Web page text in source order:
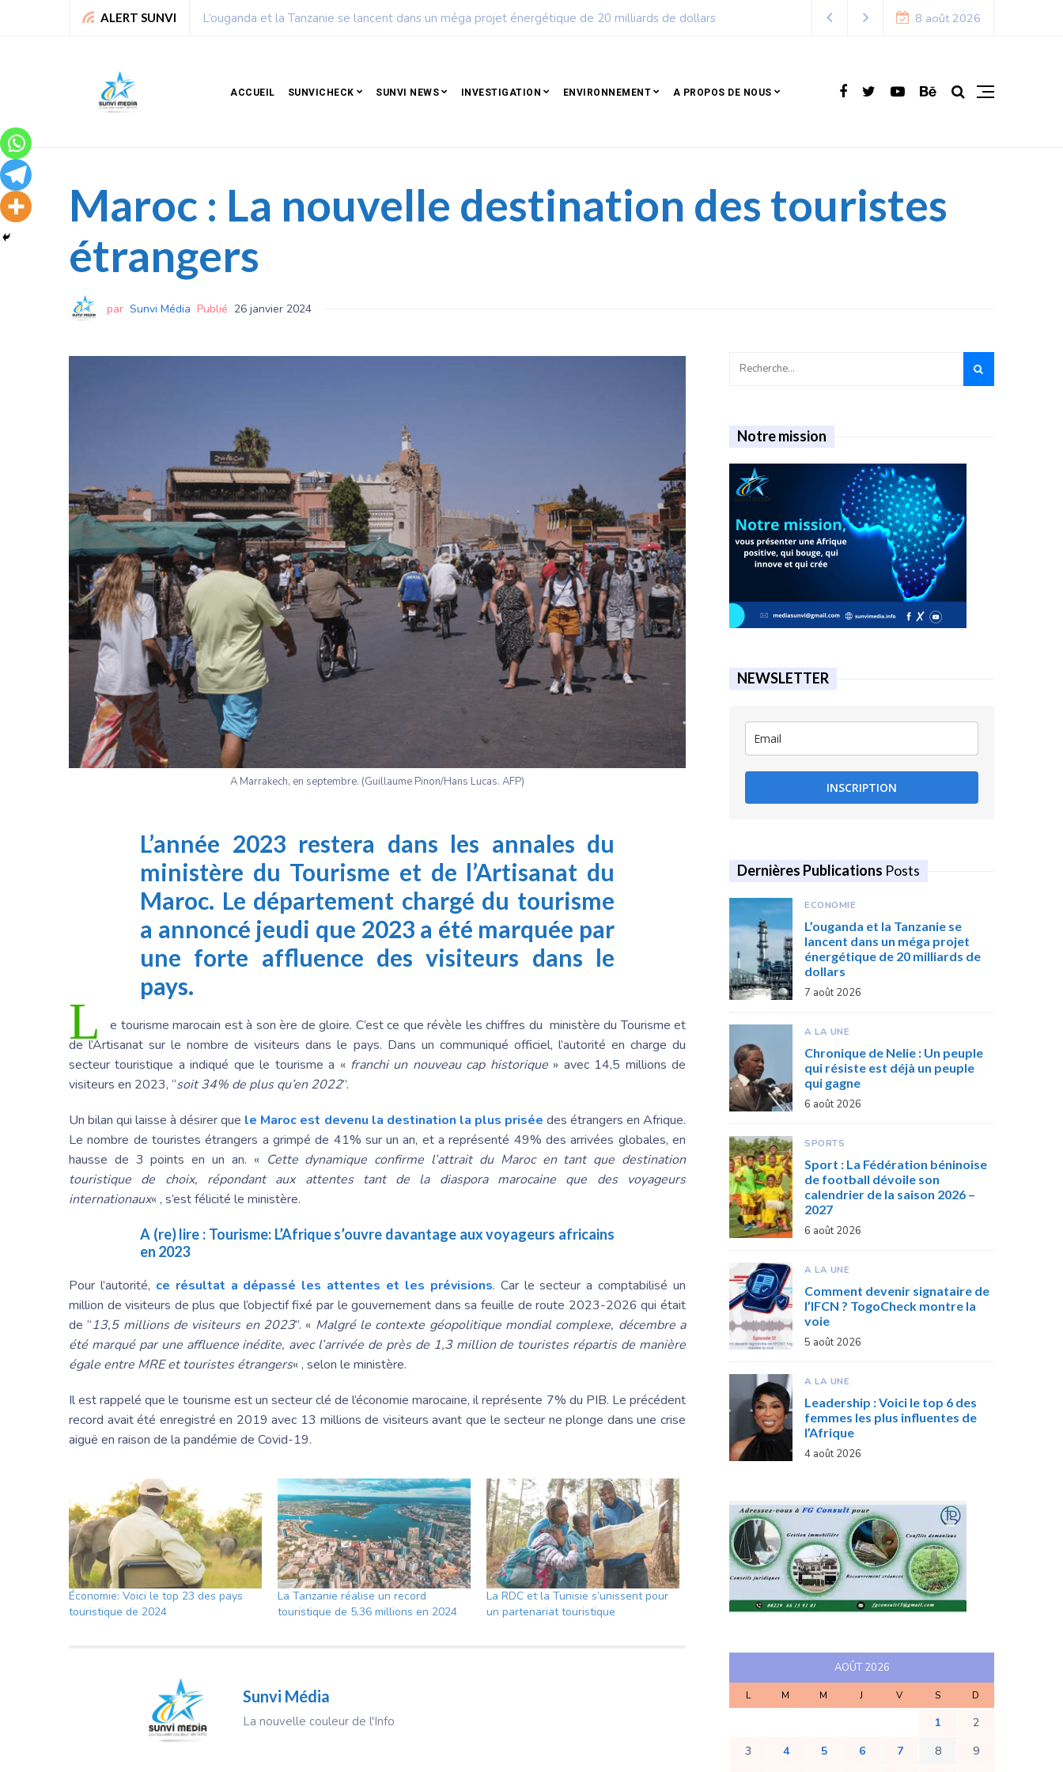
ALERT SUNVI Chronique de Nelie : Un peuple qui résiste est déjà un peuple qui gagne 8 août 2026
ACCUEIL SUNVICHECK SUNVI NEWS INVESTIGATION ENVIRONNEMENT A PROPOS DE NOUS
Maroc : La nouvelle destination des touristes
étrangers
par Sunvi Média Publié 26 janvier 2024
A Marrakech, en septembre. (Guillaume Pinon/Hans Lucas. AFP)
L’année 2023 restera dans les annales du
ministère du Tourisme et de l’Artisanat du
Maroc. Le département chargé du tourisme
a annoncé jeudi que 2023 a été marquée par
une forte affluence des visiteurs dans le
pays.
L
e tourisme marocain est à son ère de gloire. C’est ce que révèle les chiffres du ministère du Tourisme et
de l’Artisanat sur le nombre de visiteurs dans le pays. Dans un communiqué officiel, l’autorité en charge du
secteur touristique a indiqué que le tourisme a « franchi un nouveau cap historique» avec 14,5 millions de
visiteurs en 2023, “soit 34% de plus qu’en 2022”.
Un bilan qui laisse à désirer que le Maroc est devenu la destination la plus prisée des étrangers en Afrique.
Le nombre de touristes étrangers a grimpé de 41% sur un an, et a représenté 49% des arrivées globales, en
hausse de 3 points en un an. « Cette dynamique confirme l’attrait du Maroc en tant que destination
touristique de choix, répondant aux attentes tant de la diaspora marocaine que des voyageurs
internationaux« , s’est félicité le ministère.
A (re) lire : Tourisme: L’Afrique s’ouvre davantage aux voyageurs africains
en 2023
Pour l’autorité, ce résultat a dépassé les attentes et les prévisions. Car le secteur a comptabilisé un
million de visiteurs de plus que l’objectif fixé par le gouvernement dans sa feuille de route 2023-2026 qui était
de “13,5 millions de visiteurs en 2023”. « Malgré le contexte géopolitique mondial complexe, décembre a
été marqué par une affluence inédite, avec l’arrivée de près de 1,3 million de touristes répartis de manière
égale entre MRE et touristes étrangers« , selon le ministère.
Il est rappelé que le tourisme est un secteur clé de l’économie marocaine, il représente 7% du PIB. Le précédent
record avait été enregistré en 2019 avec 13 millions de visiteurs avant que le secteur ne plonge dans une crise
aiguë en raison de la pandémie de Covid-19.
Économie: Voici le top 23 des pays
touristique de 2024
La Tanzanie réalise un record
touristique de 5,36 millions en 2024
La RDC et la Tunisie s’unissent pour
un partenariat touristique
Sunvi Média
La nouvelle couleur de l'Info
Notre mission
NEWSLETTER
INSCRIPTION
Dernières Publications Posts
ECONOMIE
L’ouganda et la Tanzanie se
lancent dans un méga projet
énergétique de 20 milliards de
dollars
7 août 2026
A LA UNE
Chronique de Nelie : Un peuple
qui résiste est déjà un peuple
qui gagne
6 août 2026
SPORTS
Sport : La Fédération béninoise
de football dévoile son
calendrier de la saison 2026 –
2027
6 août 2026
A LA UNE
Comment devenir signataire de
l’IFCN ? TogoCheck montre la
voie
5 août 2026
A LA UNE
Leadership : Voici le top 6 des
femmes les plus influentes de
l’Afrique
4 août 2026
AOÛT 2026
L M M J V S D
1
2
3
4 5 6 7 8 9